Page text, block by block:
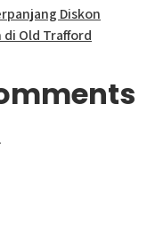
Diskon
di Old Trafford